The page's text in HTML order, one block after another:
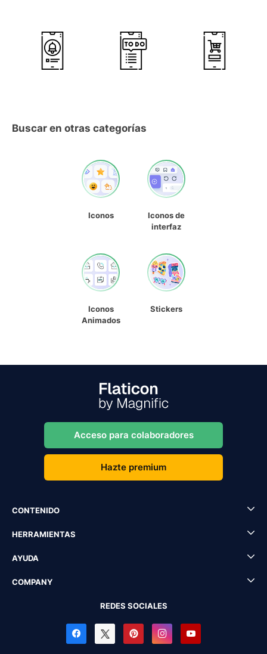
Buscar en otras categorías
Iconos
Iconos de
interfaz
Iconos
Animados
Stickers
Acceso para colaboradores
Hazte premium
CONTENIDO
HERRAMIENTAS
AYUDA
COMPANY
REDES SOCIALES